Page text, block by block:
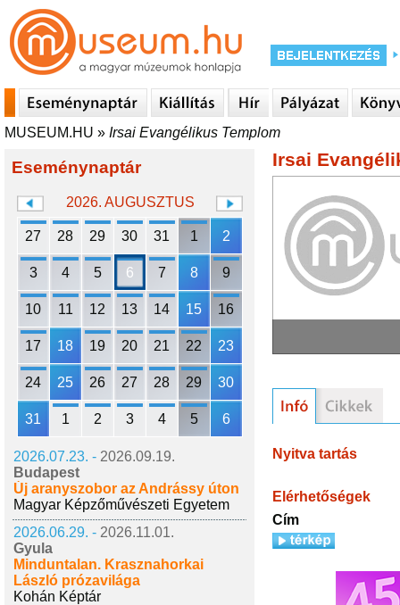
MUSEUM.HU » Irsai Evangélikus Templom
Eseménynaptár
2026. AUGUSZTUS
27 28 29 30 31 1 2
3 4 5 6 7 8 9
10 11 12 13 14 15 16
17 18 19 20 21 22 23
24 25 26 27 28 29 30
31 1 2 3 4 5 6
2026.07.23. - 2026.09.19.
Budapest
Új aranyszobor az Andrássy úton
Magyar Képzőművészeti Egyetem
2026.06.29. - 2026.11.01.
Gyula
Minduntalan. Krasznahorkai
László prózavilága
Kohán Képtár
Irsai
Nyitva tartás
Elérhetőségek
Cím